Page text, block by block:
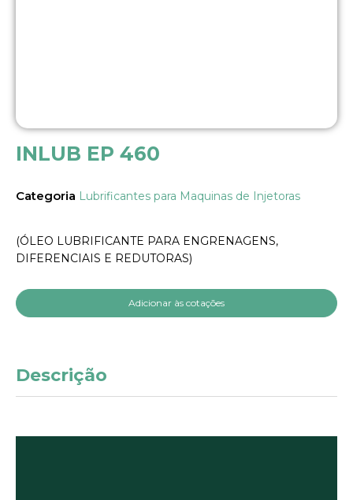
INLUB EP 460
Categoria Lubrificantes para Maquinas de Injetoras
(ÓLEO LUBRIFICANTE PARA ENGRENAGENS,
DIFERENCIAIS E REDUTORAS)
Adicionar às cotações
Descrição